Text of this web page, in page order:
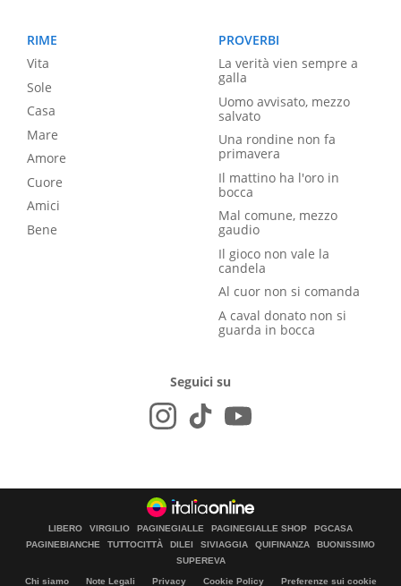
RIME
Vita
Sole
Casa
Mare
Amore
Cuore
Amici
Bene
PROVERBI
La verità vien sempre a
galla
Uomo avvisato, mezzo
salvato
Una rondine non fa
primavera
Il mattino ha l'oro in
bocca
Mal comune, mezzo
gaudio
Il gioco non vale la
candela
Al cuor non si comanda
A caval donato non si
guarda in bocca
Seguici su
LIBERO VIRGILIO PAGINEGIALLE PAGINEGIALLE SHOP
PGCASA
PAGINEBIANCHE
TUTTOCITTÀ DILEI SIVIAGGIA QUIFINANZA
BUONISSIMO
SUPEREVA
Chi siamo Note Legali Privacy Cookie Policy Preferenze sui cookie